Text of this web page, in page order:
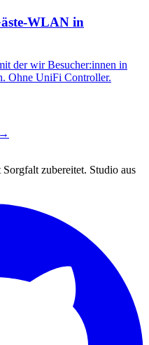
WLAN in
der wir Besucher:innen in
Ohne UniFi Controller.
→
zubereitet. Studio aus